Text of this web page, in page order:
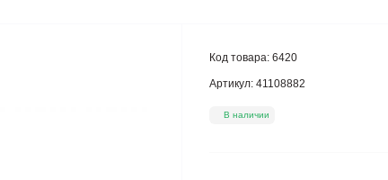
Код товара: 6420
Артикул: 41108882
В наличии